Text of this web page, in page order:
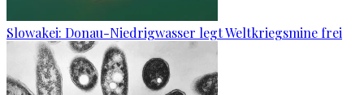
Slowakei: Donau-Niedrigwasser legt Weltkriegsmine frei